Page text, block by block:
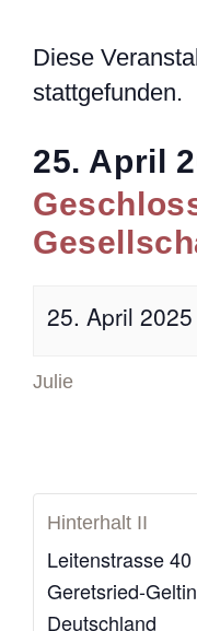
Diese
stattgefunden.
25. April
25. April 2025
Julie
Hinterhalt II
Leitenstrasse 40
Geretsried-
Deutschland